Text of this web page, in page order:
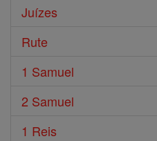
Juízes
Rute
1 Samuel
2 Samuel
1 Reis